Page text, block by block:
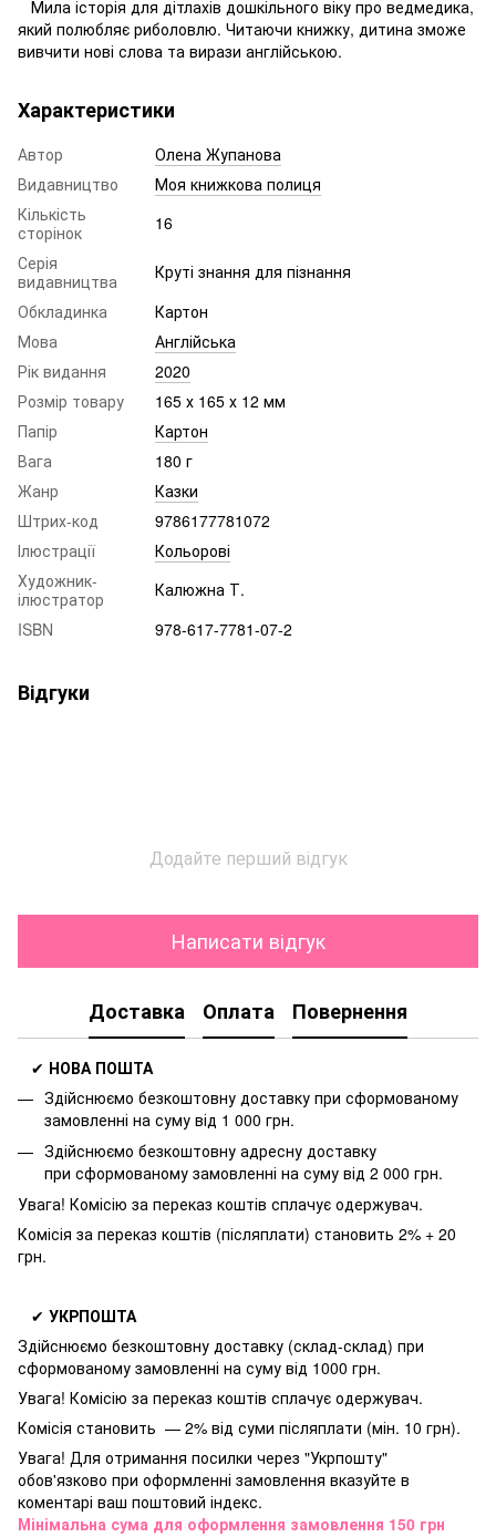
Мила історія для дітлахів дошкільного віку про ведмедика,
який полюбляє риболовлю. Читаючи книжку, дитина зможе
вивчити нові слова та вирази англійською.
Характеристики
Автор
Олена Жупанова
Видавництво
Моя книжкова полиця
Кількість
сторінок
16
Серія
видавництва
Круті знання для пізнання
Обкладинка
Картон
Мова
Англійська
Рік видання
2020
Розмір товару
165 х 165 х 12 мм
Папір
Картон
Вага
180 г
Жанр
Казки
Штрих-код
9786177781072
Ілюстрації
Кольорові
Художник-
ілюстратор
Калюжна Т.
ISBN
978-617-7781-07-2
Відгуки
Додайте перший відгук
Написати відгук
Доставка Оплата Повернення
✔ НОВА ПОШТА
Здійснюємо безкоштовну доставку при сформованому
замовленні на суму від 1 000 грн.
Здійснюємо безкоштовну адресну доставку
при сформованому замовленні на суму від 2 000 грн.
Увага! Комісію за переказ коштів сплачує одержувач.
Комісія за переказ коштів (післяплати) становить 2% + 20
грн.
✔ УКРПОШТА
Здійснюємо безкоштовну доставку (склад-склад) при
сформованому замовленні на суму від 1000 грн.
Увага! Комісію за переказ коштів сплачує одержувач.
Комісія становить — 2% від суми післяплати (мін. 10 грн).
Увага! Для отримання посилки через "Укрпошту"
обов'язково при оформленні замовлення вказуйте в
коментарі ваш поштовий індекс.
Мінімальна сума для оформлення замовлення 150 грн